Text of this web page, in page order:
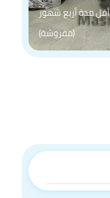
أقل مدة أربع شهور
(مفروشة)